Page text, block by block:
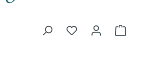
Du hast 0